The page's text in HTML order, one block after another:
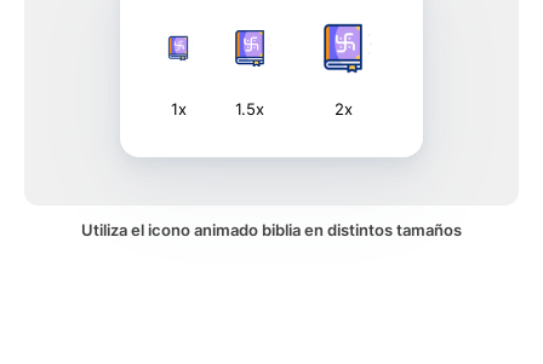
1x 1.5x 2x
Utiliza el icono animado biblia en distintos tamaños